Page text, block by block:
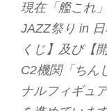
現在「艦これ
JAZZ祭り in
くじ】及び【
C2機関「ちん
ナルフィギュ